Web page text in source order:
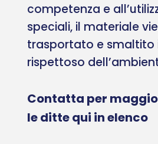
competenza e
speciali, il materiale
trasportato e smaltito
rispettoso
Contatta per
le ditte qui in elenco